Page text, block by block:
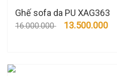
Ghế sofa da PU XAG363
16.000.000 13.500.000